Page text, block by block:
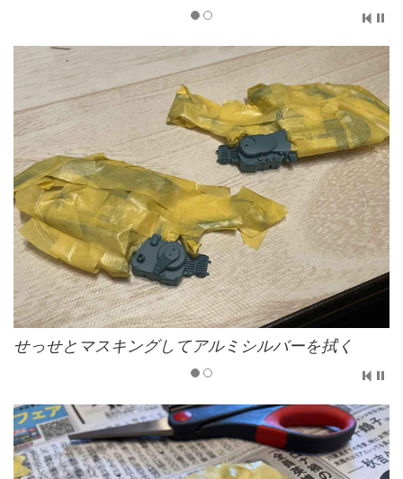
せっせとマスキングしてアルミシルバーを拭く